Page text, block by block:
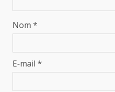
Nom *
E-mail *